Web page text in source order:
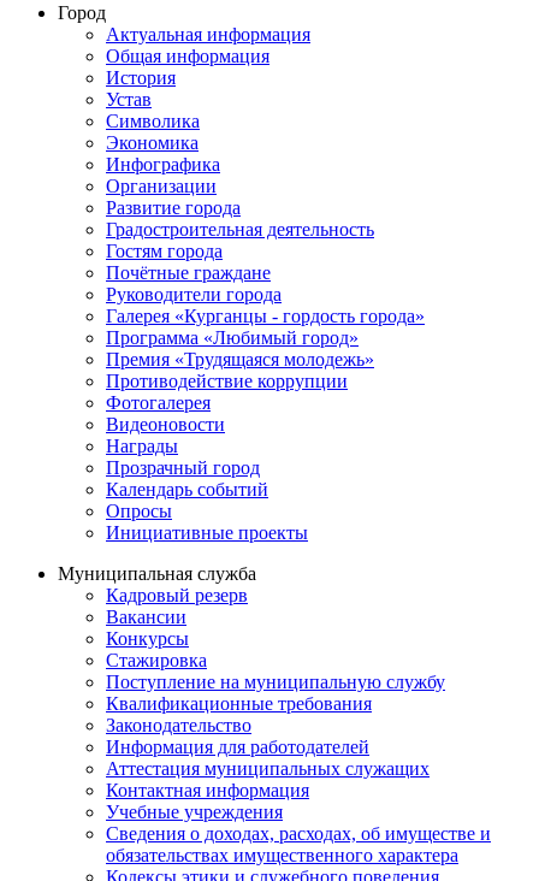
Город
Актуальная информация
Общая информация
История
Устав
Символика
Экономика
Инфографика
Организации
Развитие города
Градостроительная деятельность
Гостям города
Почётные граждане
Руководители города
Галерея «Курганцы - гордость города»
Программа «Любимый город»
Премия «Трудящаяся молодежь»
Противодействие коррупции
Фотогалерея
Видеоновости
Награды
Прозрачный город
Календарь событий
Опросы
Инициативные проекты
Муниципальная служба
Кадровый резерв
Вакансии
Конкурсы
Стажировка
Поступление на муниципальную службу
Квалификационные требования
Законодательство
Информация для работодателей
Аттестация муниципальных служащих
Контактная информация
Учебные учреждения
Сведения о доходах, расходах, об имуществе и
обязательствах имущественного характера
Кодексы этики и служебного поведения